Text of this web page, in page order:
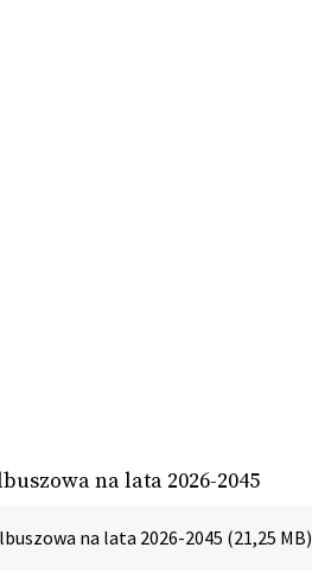
na lata 2026-2045
na lata 2026-2045 (21,25 MB)